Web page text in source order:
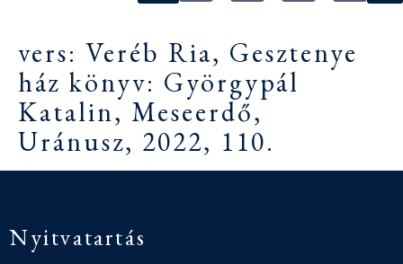
vers: Veréb Ria, Gesztenye
ház könyv: Györgypál
Katalin, Meseerdő,
Uránusz, 2022, 110.
Nyitvatartás